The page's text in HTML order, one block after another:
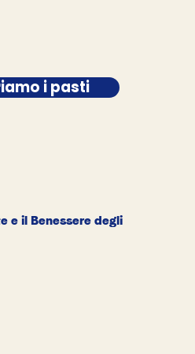
i pasti
e il Benessere degli